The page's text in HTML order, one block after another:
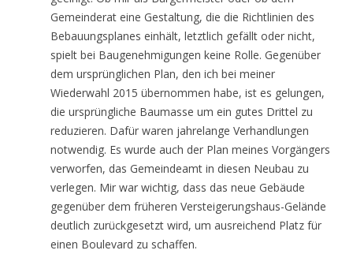
Gemeinderat eine Gestaltung, die die Richtlinien des
Bebauungsplanes einhält, letztlich gefällt oder nicht,
spielt bei Baugenehmigungen keine Rolle. Gegenüber
dem ursprünglichen Plan, den ich bei meiner
Wiederwahl 2015 übernommen habe, ist es gelungen,
die ursprüngliche Baumasse um ein gutes Drittel zu
reduzieren. Dafür waren jahrelange Verhandlungen
notwendig. Es wurde auch der Plan meines Vorgängers
verworfen, das Gemeindeamt in diesen Neubau zu
verlegen. Mir war wichtig, dass das neue Gebäude
gegenüber dem früheren Versteigerungshaus-Gelände
deutlich zurückgesetzt wird, um ausreichend Platz für
einen Boulevard zu schaffen.